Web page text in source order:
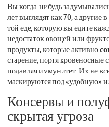
Вы когда-нибудь
лет выглядят как 70, а другие
той еде, которую вы едите
недостаток овощей или
продукты, которые активно
старение, портя кровеносные
подавляя иммунитет. Их не
маскируются под «удобную»
Консервы и
скрытая угроза